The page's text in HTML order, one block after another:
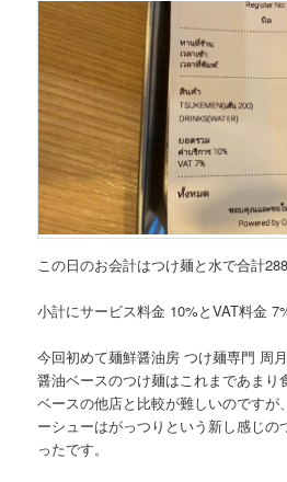
この日のお会計はつけ麺と水で合計
小計にサービス料金 10%とVAT料金
今回初めて麺鮮醤油房 つけ麺専門 周月
醤油ベースのつけ麺はこれまであまり
ベースの他店と比較が難しいのですが
ーシューはがっつりという新し感じ
ったです。